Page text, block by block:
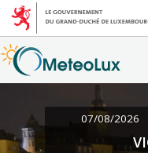
07/08/2026